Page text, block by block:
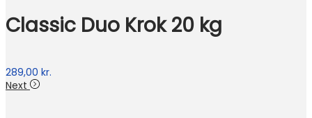
Classic Duo Krok 20 kg
289,00 kr.
Next